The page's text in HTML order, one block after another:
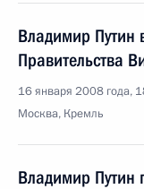
Владимир Путин
Правительства
16 января 2008 года,
Москва, Кремль
Владимир Путин